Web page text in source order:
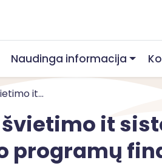
Naudinga informacija
it...
it
programų